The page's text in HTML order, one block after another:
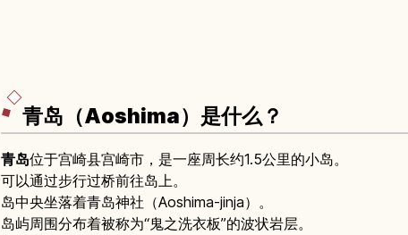
青岛（Aoshima）是什么？
青岛位于宫崎县宫崎市，是一座周长约1.5公里的小岛。
可以通过步行过桥前往岛上。
岛中央坐落着青岛神社（Aoshima-jinja）。
岛屿周围分布着被称为“鬼之洗衣板”的波状岩层。